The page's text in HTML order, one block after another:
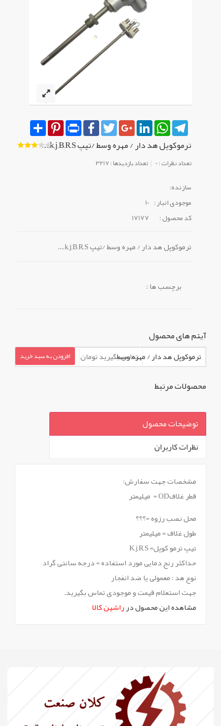
SharePinterest Print
FacebookTwitterGoogle+LinkedInWhatsAppTelegram
ترموکوپل هد دار / مهره وسط /تیپ k,j,B,R,S,...
تعداد نظرات : 0 تعداد بازدیدها : 3217
سازنده:
موجودی انبار : 10
کد محصول :
17177
ترموکوپل هد دار / مهره وسط /تیپ k,j,B,R,S,...
برچسب ها :
آیتم های محصول
ترموکوپل هد دار / مهره وسطتماس بگیرید تومان افزودن به سبد خرید
محصولات مرتبط
توضیحات محصول
نظرات کاربران
مشخصات جهت سفارش:
قطر غلافOD = میلیمتر
محل نصب رزوه =؟؟؟
طول غلاف = میلیمتر
تیپ ترمو کوپل= K,j,R,S
حداکثر رنج دمایی مورد استفاده = درجه سانتی گراد
نوع هد : معمولی یا ضد انفجار
جهت استعلام قیمت و موجودی تماس بگیرید.
مشاهده این محصول درراشین کالا